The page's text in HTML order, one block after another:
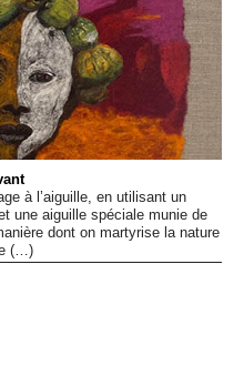
à l’aiguille, en utilisant un
une aiguille spéciale munie de
dont on martyrise la nature
(…)